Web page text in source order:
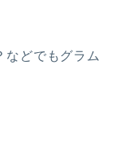
などでもグラム